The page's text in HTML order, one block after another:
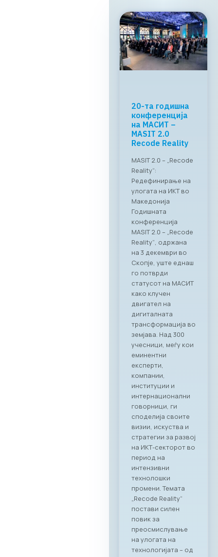
МАСИТ и
RAGUSA Group:
„CONNECT &
TASTE“
реализиран
„CONNECT & TASTE“:
Нови стандарди за
деловно
вмрежување на ИКТ
секторот Во
прекрасниот
амбиент на
ресторанот PARK by
RAGUSA,
Стопанската
комора за ИКТ –
МАСИТ, заедно со
својот патрон
партнер RAGUSA
GROUP, го
реализираа првиот
деловен бранч под
името „CONNECT &
TASTE“. Настанот
послужи како
платформа за
директно
поврзување на
лидерите од ИКТ
индустријата со
цел градење нови
партнерства и
истражување на
можности за
соработка во
опуштена, но
професионална
атмосфера.
Синергија помеѓу
технологијата и
врвното
угостителство
Главниот фокус на